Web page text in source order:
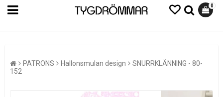
0
PATRONS Hallonsmulan design
SNURRKLÄNNING - 80-
152